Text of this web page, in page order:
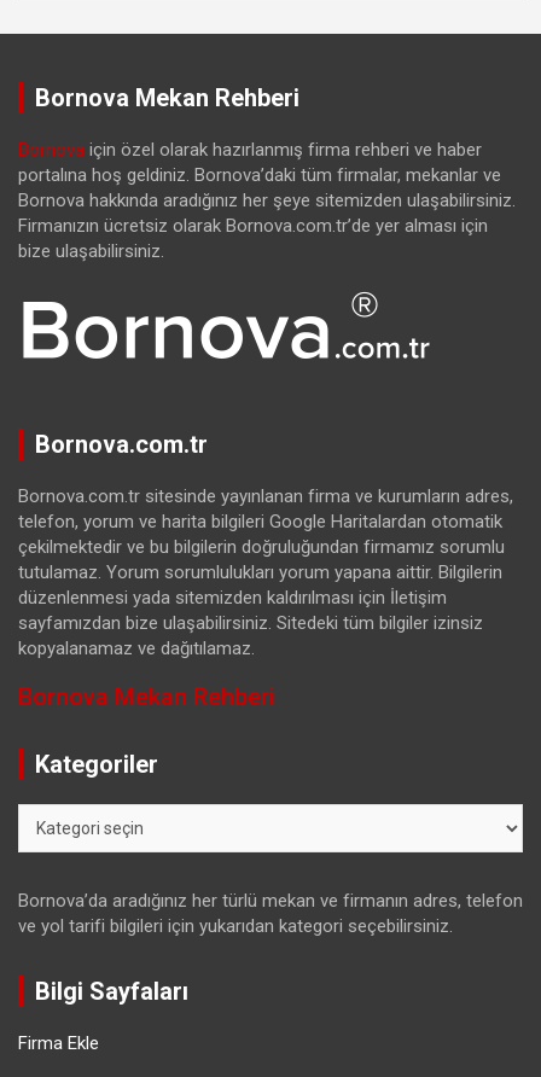
Bornova Mekan Rehberi
Bornova için özel olarak hazırlanmış firma rehberi ve haber
portalına hoş geldiniz. Bornova’daki tüm firmalar, mekanlar ve
Bornova hakkında aradığınız her şeye sitemizden ulaşabilirsiniz.
Firmanızın ücretsiz olarak Bornova.com.tr’de yer alması için
bize ulaşabilirsiniz.
Bornova.com.tr
Bornova.com.tr sitesinde yayınlanan firma ve kurumların adres,
telefon, yorum ve harita bilgileri Google Haritalardan otomatik
çekilmektedir ve bu bilgilerin doğruluğundan firmamız sorumlu
tutulamaz. Yorum sorumlulukları yorum yapana aittir. Bilgilerin
düzenlenmesi yada sitemizden kaldırılması için İletişim
sayfamızdan bize ulaşabilirsiniz. Sitedeki tüm bilgiler izinsiz
kopyalanamaz ve dağıtılamaz.
Bornova Mekan Rehberi
Kategoriler
Bornova’da aradığınız her türlü mekan ve firmanın adres, telefon
ve yol tarifi bilgileri için yukarıdan kategori seçebilirsiniz.
Bilgi Sayfaları
Firma Ekle